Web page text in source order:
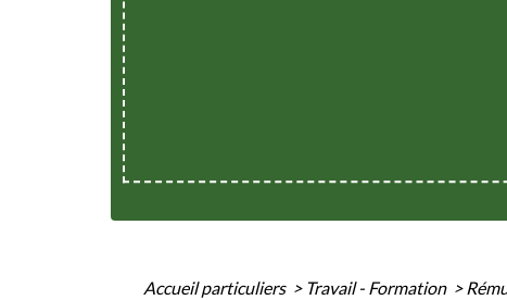
Accueil particuliers > Travail - Formation >